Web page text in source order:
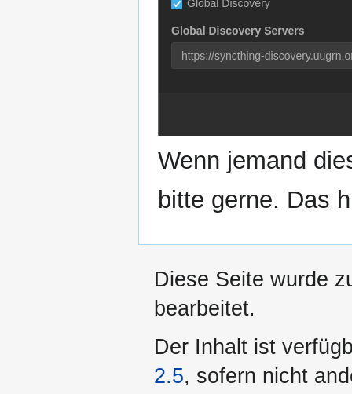
Wenn jemand
bitte gerne. Das
Diese Seite wurde
bearbeitet.
Der Inhalt ist
2.5, sofern nicht